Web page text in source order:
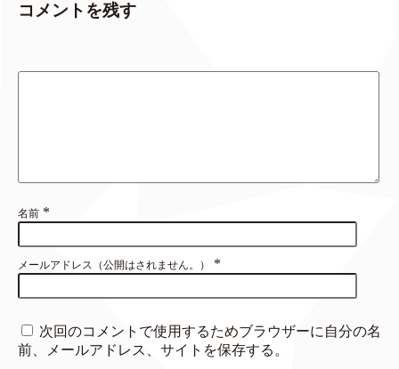
コメントを残す
名前 *
メールアドレス（公開はされません。） *
次回のコメントで使用するためブラウザーに自分の名
前、メールアドレス、サイトを保存する。